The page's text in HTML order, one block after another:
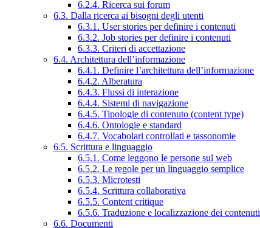
6.2.4. Ricerca sui forum
6.3. Dalla ricerca ai bisogni degli utenti
6.3.1. User stories per definire i contenuti
6.3.2. Job stories per definire i contenuti
6.3.3. Criteri di accettazione
6.4. Architettura dell’informazione
6.4.1. Definire l’architettura dell’informazione
6.4.2. Alberatura
6.4.3. Flussi di interazione
6.4.4. Sistemi di navigazione
6.4.5. Tipologie di contenuto (content type)
6.4.6. Ontologie e standard
6.4.7. Vocabolari controllati e tassonomie
6.5. Scrittura e linguaggio
6.5.1. Come leggono le persone sul web
6.5.2. Le regole per un linguaggio semplice
6.5.3. Microtesti
6.5.4. Scrittura collaborativa
6.5.5. Content critique
6.5.6. Traduzione e localizzazione dei contenuti
6.6. Documenti